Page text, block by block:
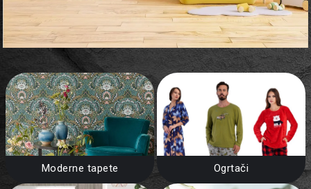
Moderne tapete Ogrtači